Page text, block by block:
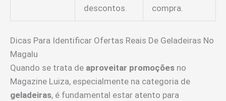
descontos.
compra.
Dicas Para Identificar Ofertas Reais De Geladeiras No
Magalu
Quando se trata de aproveitar promoções no
Magazine Luiza, especialmente na categoria de
geladeiras, é fundamental estar atento para